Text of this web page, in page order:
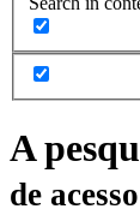
A
de